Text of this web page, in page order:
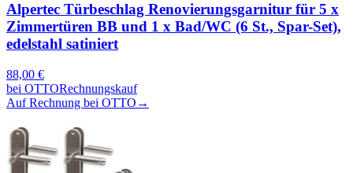
Alpertec Türbeschlag Renovierungsgarnitur für 5 x
Zimmertüren BB und 1 x Bad/WC (6 St., Spar-Set),
edelstahl satiniert
88,00 €
bei OTTORechnungskauf
Auf Rechnung bei OTTO →